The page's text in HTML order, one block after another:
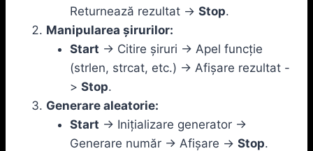
Returnează rezultat -> Stop.
Manipularea șirurilor:
Start -> Citire șiruri -> Apel funcție
(strlen, strcat, etc.) -> Afișare rezultat -
> Stop.
Generare aleatorie:
Start -> Inițializare generator ->
Generare număr -> Afișare -> Stop.